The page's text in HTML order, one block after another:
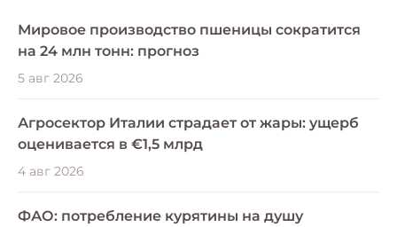
Мировое производство пшеницы сократится
на 24 млн тонн: прогноз
5 авг 2026
Агросектор Италии страдает от жары: ущерб
оценивается в €1,5 млрд
4 авг 2026
ФАО: потребление курятины на душу